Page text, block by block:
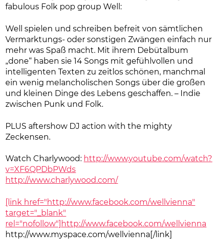
fabulous Folk pop group Well:
Well spielen und schreiben befreit von sämtlichen
Vermarktungs- oder sonstigen Zwängen einfach nur
mehr was Spaß macht. Mit ihrem Debütalbum
„done“ haben sie 14 Songs mit gefühlvollen und
intelligenten Texten zu zeitlos schönen, manchmal
ein wenig melancholischen Songs über die großen
und kleinen Dinge des Lebens geschaffen. – Indie
zwischen Punk und Folk.
PLUS aftershow DJ action with the mighty
Zeckensen.
Watch Charlywood: http://www.youtube.com/watch?
v=XF6QPDbPWds
http://www.charlywood.com/
[link href="http://www.facebook.com/wellvienna"
target="_blank"
rel="nofollow"]http://www.facebook.com/wellvienna
http://www.myspace.com/wellvienna[/link]